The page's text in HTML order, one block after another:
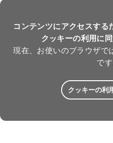
コンテンツにアクセスする
クッキーの利用に
現在、お使いのブラウザで
です
クッキーの利